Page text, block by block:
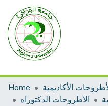
Home
الأطروحات الدكتوراه